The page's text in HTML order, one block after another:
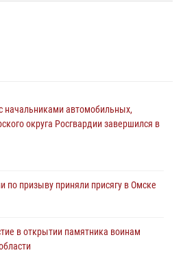
начальниками автомобильных,
округа Росгвардии завершился в
по призыву приняли присягу в Омске
в открытии памятника воинам